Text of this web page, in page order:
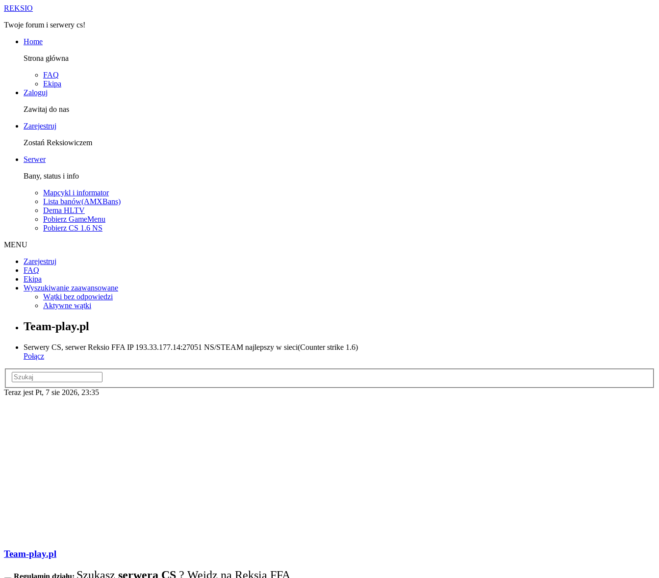
REKSIO
Twoje forum i serwery cs!
Home
Strona główna
FAQ
Ekipa
Zaloguj
Zawitaj do nas
Zarejestruj
Zostań Reksiowiczem
Serwer
Bany, status i info
Mapcykl i informator
Lista banów(AMXBans)
Dema HLTV
Pobierz GameMenu
Pobierz CS 1.6 NS
MENU
Zarejestruj
FAQ
Ekipa
Wyszukiwanie zaawansowane
Wątki bez odpowiedzi
Aktywne wątki
Team-play.pl
Serwery CS, serwer Reksio FFA IP 193.33.177.14:27051 NS/STEAM najlepszy w sieci(Counter strike 1.6)
Połącz
Teraz jest Pt, 7 sie 2026, 23:35
Team-play.pl
Regulamin działu: Szukasz serwera CS ? Wejdz na Reksia FFA